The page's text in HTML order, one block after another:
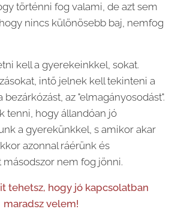
történni fog valami, de azt sem
nincs különösebb baj, nemfog
kell a gyerekeinkkel, sokat.
intő jelnek kell tekinteni a
az "elmagányosodást".
tenni, hogy állandóan jó
a gyerekünkkel, s amikor akar
azonnal ráérünk és
nem fog jönni.
tehetsz, hogy jó kapcsolatban
maradsz velem!